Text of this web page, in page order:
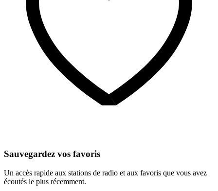
Sauvegardez vos favoris
Un accès rapide aux stations de radio et aux favoris que vous avez
écoutés le plus récemment.